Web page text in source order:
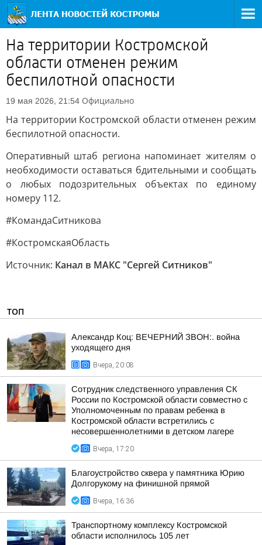
На территории Костромской
области отменен режим
беспилотной опасности
19 мая 2026, 21:54 Официально
На территории Костромской области отменен режим
беспилотной опасности.
Оперативный штаб региона напоминает жителям о
необходимости оставаться бдительными и сообщать
о любых подозрительных объектах по единому
номеру 112.
#КомандаСитникова
#КостромскаяОбласть
Источник: Канал в МАКС "Сергей Ситников"
ТОП
Александр Коц: ВЕЧЕРНИЙ ЗВОН:. война
уходящего дня
Вчера, 20:08
Сотрудник следственного управления СК
России по Костромской области совместно с
Уполномоченным по правам ребенка в
Костромской области встретились с
несовершеннолетними в детском лагере
Вчера, 17:20
Благоустройство сквера у памятника Юрию
Долгорукому на финишной прямой
Вчера, 16:36
Транспортному комплексу Костромской
области исполнилось 105 лет